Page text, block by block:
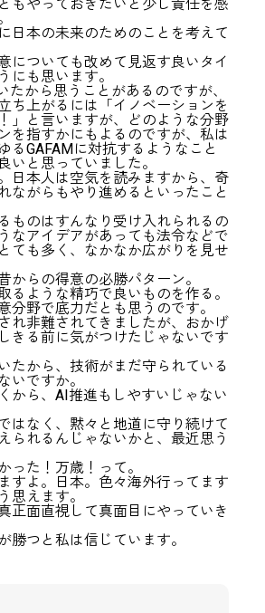
もやっておきたいと少し責任を感
日本の未来のためのことを考えて
についても改めて見返す良いタイ
にも思います。
たから思うことがあるのですが、
ち上がるには「イノベーションを
」と言いますが、どのような分野
を指すかにもよるのですが、私は
るGAFAMに対抗するようなこと
いと思っていました。
日本人は空気を読みますから、奇
ながらもやり進めるといったこと
ものはすんなり受け入れられるの
なアイデアがあっても法令などで
ても多く、なかなか広がりを見せ
からの得意の必勝パターン。
るような精巧で良いものを作る。
分野で底力だとも思うのです。
れ非難されてきましたが、おかげ
きる前に気がつけたじゃないです
たから、技術がまだ守られている
いですか。
から、AI推進もしやすいじゃない
はなく、黙々と地道に守り続けて
られるんじゃないかと、最近思う
った！万歳！って。
すよ。日本。色々海外行ってます
思えます。
正面直視して真面目にやっていき
勝つと私は信じています。